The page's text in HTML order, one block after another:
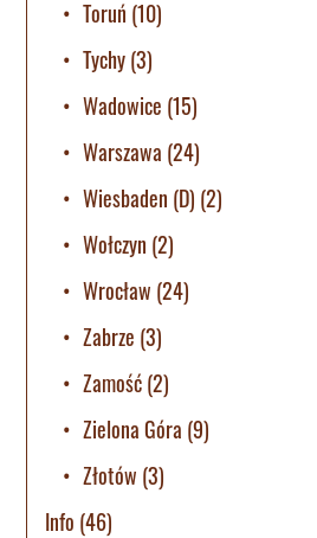
Toruń (10)
Tychy(3)
Wadowice (15)
Warszawa (24)
Wiesbaden (D) (2)
Wołczyn (2)
Wrocław (24)
Zabrze (3)
Zamość(2)
Zielona Góra (9)
Złotów (3)
Info (46)